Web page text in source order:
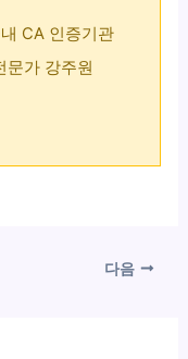
CA 인증기관
가 강주원
다음